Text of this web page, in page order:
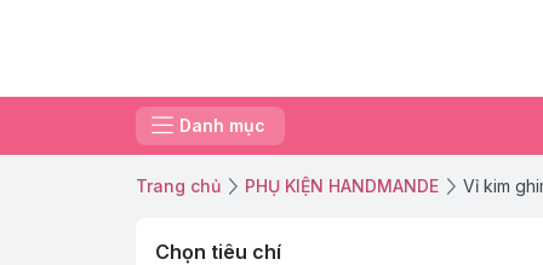
Danh mục
Trang chủ PHỤ KIỆN HANDMANDE Vỉ kim
Chọn tiêu chí